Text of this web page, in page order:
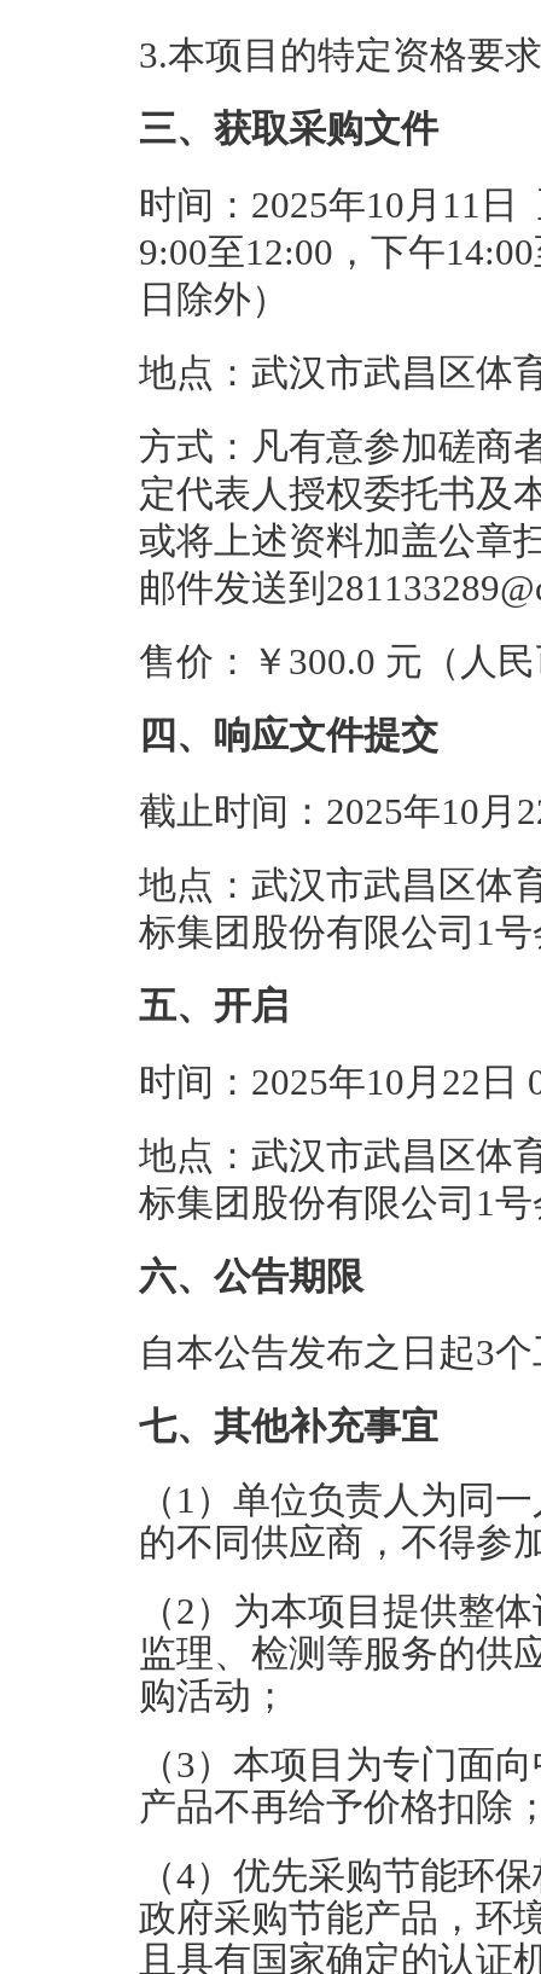
3.本项目的特定资格要
三、获取采购文件
时间：2025年10月11
9:00至12:00，下午
日除外）
地点：武汉市武昌区体
方式：凡有意参加磋商
定代表人授权委托书及
或将上述资料加盖公章
邮件发送到
售价：￥300.0 元（人
四、响应文件提交
截止时间：2025年10月
地点：武汉市武昌区体
标集团股份有限公司1
五、开启
时间：2025年10月22日
地点：武汉市武昌区体
标集团股份有限公司1
六、公告期限
自本公告发布之日起3
七、其他补充事宜
（1）单位负责人为同
的不同供应商，不得参
（2）为本项目提供整
监理、检测等服务的供
购活动；
（3）本项目为专门面
产品不再给予价格扣除
（4）优先采购节能环
政府采购节能产品，环
且具有国家确定的认证